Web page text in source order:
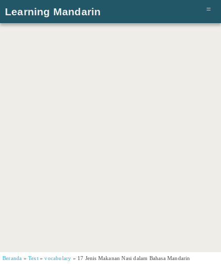
Learning Mandarin
Beranda »Text»vocabulary » 17 Jenis Makanan Nasi dalam Bahasa Mandarin